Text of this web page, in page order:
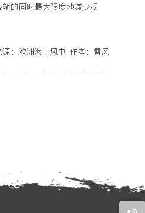
的同时最大限度地减少损
源：欧洲海上风电 作者：雷风